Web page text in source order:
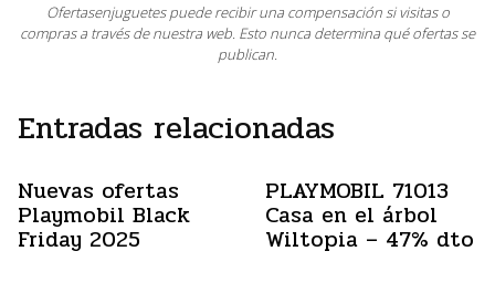
Ofertasenjuguetes puede recibir una compensación si visitas o
compras a través de nuestra web. Esto nunca determina qué ofertas se
publican.
Entradas relacionadas
Nuevas ofertas
Playmobil Black
Friday 2025
PLAYMOBIL 71013
Casa en el árbol
Wiltopia – 47% dto